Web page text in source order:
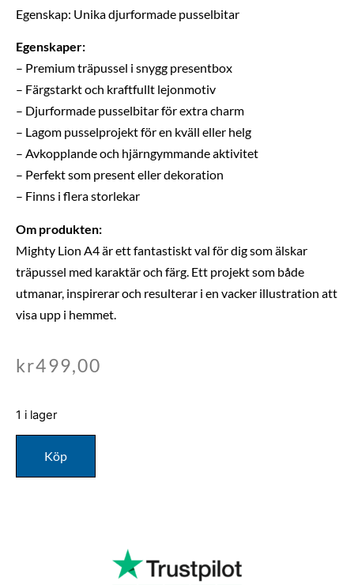
Egenskap: Unika djurformade pusselbitar
Egenskaper:
– Premium träpussel i snygg presentbox
– Färgstarkt och kraftfullt lejonmotiv
– Djurformade pusselbitar för extra charm
– Lagom pusselprojekt för en kväll eller helg
– Avkopplande och hjärngymmande aktivitet
– Perfekt som present eller dekoration
– Finns i flera storlekar
Om produkten:
Mighty Lion A4 är ett fantastiskt val för dig som älskar
träpussel med karaktär och färg. Ett projekt som både
utmanar, inspirerar och resulterar i en vacker illustration att
visa upp i hemmet.
kr499,00
1 i lager
Köp